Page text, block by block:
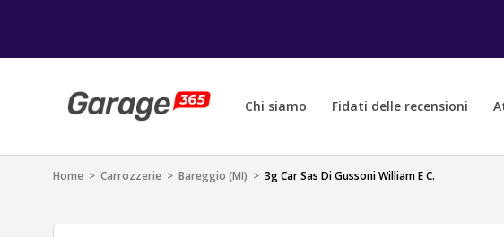
Chi siamo Fidati delle recensioni
Home > Carrozzerie > Bareggio (MI) > 3g Car Sas Di Gussoni William E C.